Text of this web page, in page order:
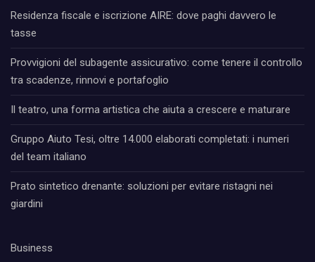
Residenza fiscale e iscrizione AIRE: dove paghi davvero le
tasse
Provvigioni del subagente assicurativo: come tenere il controllo
tra scadenze, rinnovi e portafoglio
Il teatro, una forma artistica che aiuta a crescere e maturare
Gruppo Aiuto Tesi, oltre 14.000 elaborati completati: i numeri
del team italiano
Prato sintetico drenante: soluzioni per evitare ristagni nei
giardini
Business